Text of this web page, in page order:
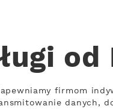
od
firmom
danych,